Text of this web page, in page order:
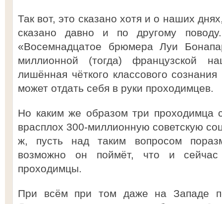
Так вот, это сказано хотя и о наших
сказано давно и по другому
«Восемнадцатое брюмера Луи
миллионной (тогда) французской
лишённая чёткого классового
может отдать себя в руки проходимцев.
Но каким же образом три проходимца
врасплох 300-миллионную советскую
ж, пусть над таким вопросом
возможно он поймёт, что и сейчас
проходимцы.
При всём при том даже на Западе